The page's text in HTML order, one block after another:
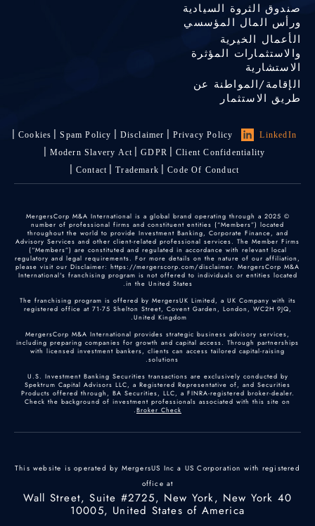
صندوق الثروة السيادية
ورأس المال المؤسسي
الأعمال الخيرية
والاستثمارات المؤثرة
الاستشارية
الإقامة/المواطنة عن
طريق الاستثمار
LinkedIn
Privacy Policy
Disclaimer
Spam Policy
Cookies
Client Confidentiality
GDPR
Modern Slavery Act
Code Of Conduct
Trademark
Contact
© 2025 MergersCorp M&A International is a global brand operating through a
number of professional firms and constituent entities (“Members”) located
throughout the world to provide Investment Banking, Corporate Finance, and
Advisory Services and other client-related professional services. The Member Firms
(“Members”) are constituted and regulated in accordance with relevant local
regulatory and legal requirements. For more details on the nature of our affiliation,
please visit our Disclaimer: https://mergerscorp.com/disclaimer. MergersCorp M&A
International's franchising program is not offered to individuals or entities located
in the United States.
The franchising program is offered by MergersUK Limited, a UK Company with its
registered office at 71-75 Shelton Street, Covent Garden, London, WC2H 9JQ,
United Kingdom.
MergersCorp M&A International provides strategic business advisory services,
including preparing companies for growth and capital access. Through partnerships
with licensed investment bankers, clients can access tailored capital-raising
solutions.
U.S. Investment Banking Securities transactions are exclusively conducted by
Spektrum Capital Advisors LLC, a Registered Representative of, and Securities
Products offered through, BA Securities, LLC, a FINRA-registered broker-dealer.
Check the background of investment professionals associated with this site on
Broker Check
.
This website is operated by MergersUS Inc a US Corporation with registered
office at
40 Wall Street, Suite #2725, New York, New York
10005, United States of America